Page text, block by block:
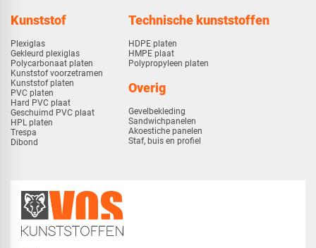
Kunststof
Plexiglas
Gekleurd plexiglas
Polycarbonaat platen
Kunststof voorzetramen
Kunststof platen
PVC platen
Hard PVC plaat
Geschuimd PVC plaat
HPL platen
Trespa
Dibond
Technische kunststoffen
HDPE platen
HMPE plaat
Polypropyleen platen
Overig
Gevelbekleding
Sandwichpanelen
Akoestiche panelen
Staf, buis en profiel